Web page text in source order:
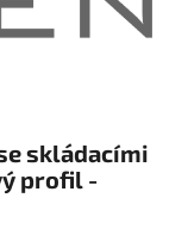
skládacími
profil -